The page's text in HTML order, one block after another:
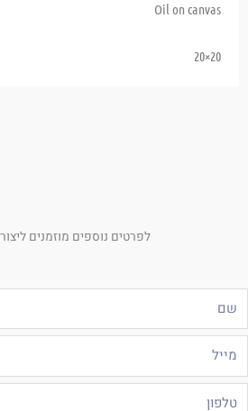
Oil on canvas
20×20
לפרטים נוספים מוזמנים